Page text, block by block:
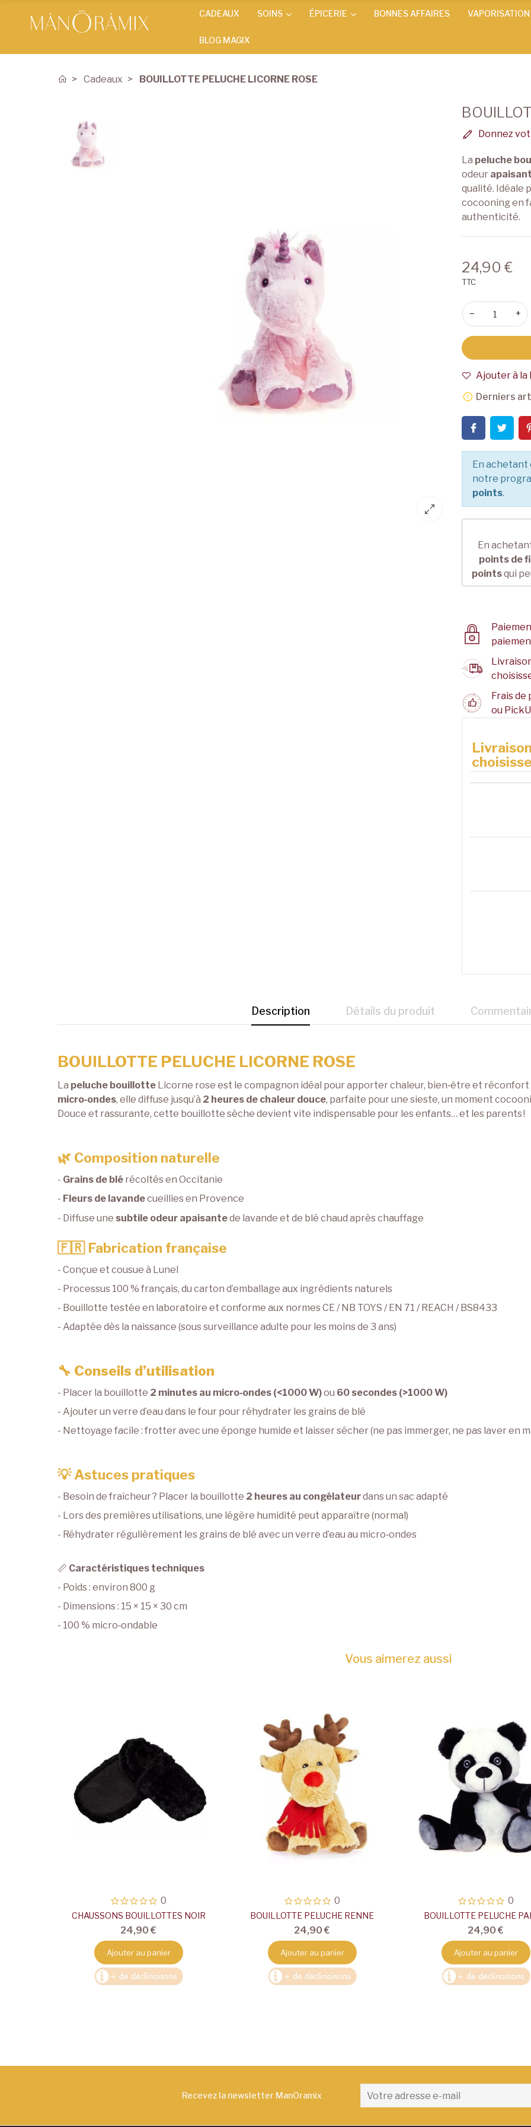
CADEAUX SOINS ÉPICERIE BONNES AFFAIRES VAPORISATION
BLOG MAGIX
Cadeaux BOUILLOTTE PELUCHE LICORNE ROSE
Donnez
La peluche
odeur
qualité. Idéale
cocooning en
authenticité.
24,90 €
TTC
− +
Ajouter à la
Derniers
En achetant
notre
points.
En
points de
pointsqui
Frais de
ou
Description Détails du produit
BOUILLOTTE PELUCHE LICORNE ROSE
La peluche bouillotte Licorne rose est le compagnon idéal pour apporter chaleur, bien‑être et
micro‑ondes, elle diffuse jusqu’à 2 heures de chaleur douce, parfaite pour une sieste, un moment
Douce et rassurante, cette bouillotte sèche devient vite indispensable pour les enfants… et les parents !
🌿 Composition naturelle
- Grains de blé récoltés en Occitanie
- Fleurs de lavandecueillies en Provence
- Diffuse une subtile odeur apaisantede lavande et de blé chaud après chauffage
🇫🇷 Fabrication française
- Conçue et cousue à Lunel
- Processus 100 % français, du carton d’emballage aux ingrédients naturels
- Bouillotte testée en laboratoire et conforme aux normes CE / NB TOYS / EN 71 / REACH / BS8433
- Adaptée dès la naissance (sous surveillance adulte pour les moins de 3 ans)
🔧 Conseils d’utilisation
- Placer la bouillotte 2 minutes au micro‑ondes (<1000 W)ou 60 secondes (>1000 W)
- Ajouter un verre d’eau dans le four pour réhydrater les grains de blé
- Nettoyage facile : frotter avec une éponge humide et laisser sécher (ne pas immerger, ne pas laver en
💡 Astuces pratiques
- Besoin de fraîcheur ? Placer la bouillotte 2 heures au congélateurdans un sac adapté
- Lors des premières utilisations, une légère humidité peut apparaître (normal)
- Réhydrater régulièrement les grains de blé avec un verre d’eau au micro‑ondes
📏 Caractéristiques techniques
- Poids : environ 800 g
- Dimensions : 15 × 15 × 30 cm
- 100 % micro‑ondable
Vous aimerez aussi
0
CHAUSSONS BOUILLOTTES NOIR
24,90 €
Ajouter au panier
0
BOUILLOTTE PELUCHE RENNE
24,90 €
Ajouter au panier
0
BOUILLOTTE PELUCHE
24,90 €
Ajouter au panier
Recevez la newsletter ManOramix